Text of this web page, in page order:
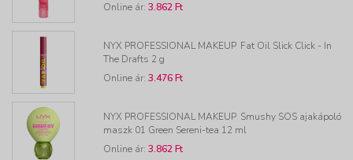
Online ár: 3.862 Ft
NYX PROFESSIONAL MAKEUP Fat Oil Slick Click - In
The Drafts 2 g
Online ár: 3.476 Ft
NYX PROFESSIONAL MAKEUP Smushy SOS ajakápoló
maszk 01 Green Sereni-tea 12 ml
Online ár: 3.862 Ft